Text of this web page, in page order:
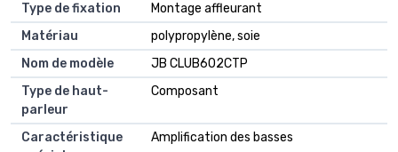
Type de fixation
Montage affleurant
Matériau
polypropylène, soie
Nom de modèle
JB CLUB602CTP
Type de haut-
parleur
Composant
Caractéristique
Amplification des basses